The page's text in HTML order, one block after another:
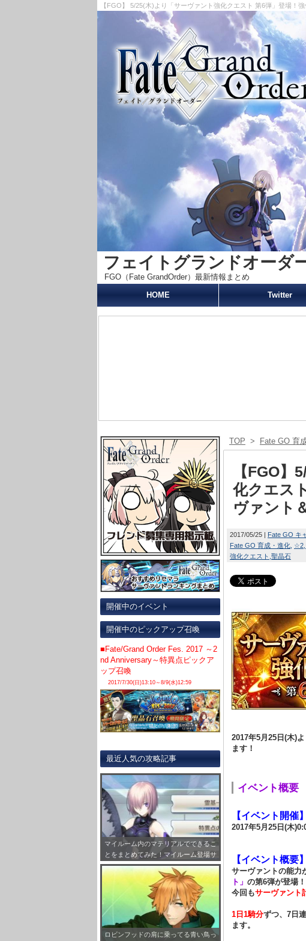
【FGO】 5/25(木)より「サーヴァント強化クエスト 第6弾」登場！
フェイトグランドオーダ
FGO（Fate GrandOrder）最新情報まとめ
HOME
Twitter
開催中のイベント
開催中のピックアップ召喚
■Fate/Grand Order Fes. 2017 ～2
nd Anniversary～特異点ピックア
ップ召喚
2017/7/30(日)13:10～8/9(水)12:59
最近人気の攻略記事
マイルーム内のマテリアルでできるこ
とをまとめてみた！マイルーム登場サ
ーヴァント設定も！
ロビンフッドの肩に乗ってる青い鳥っ
TOP > Fate GO 育
【FGO
化クエス
ヴァント
2017/05/25 Fate GO キ
Fate GO 育成・進化 ☆2
強化クエスト 聖晶石
2017年5月25日(木)
ます！
イベント概要
【イベント開催】
2017年5月25日(木
【イベント概要】
サーヴァントの能力
ト」 の第6弾が登場！
今回もサーヴァント
1日1騎分ずつ、7日
ます。